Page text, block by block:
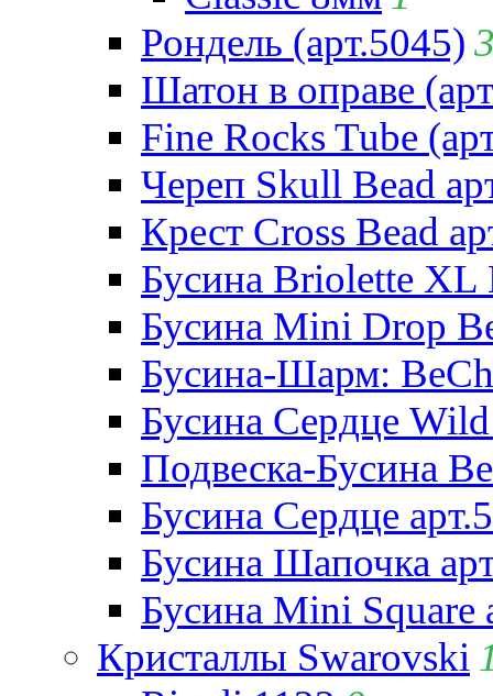
Рондель (арт.5045)
Шатон в оправе
Fine Rocks Tube
Череп Skull Bead
Крест Cross Bead
Бусина Briolette XL
Бусина Mini Drop
Бусина-Шарм:
Бусина Сердце
Подвеска-Бусина
Бусина Сердце
Бусина Шапочка
Бусина Mini Square
Кристаллы Swarovski